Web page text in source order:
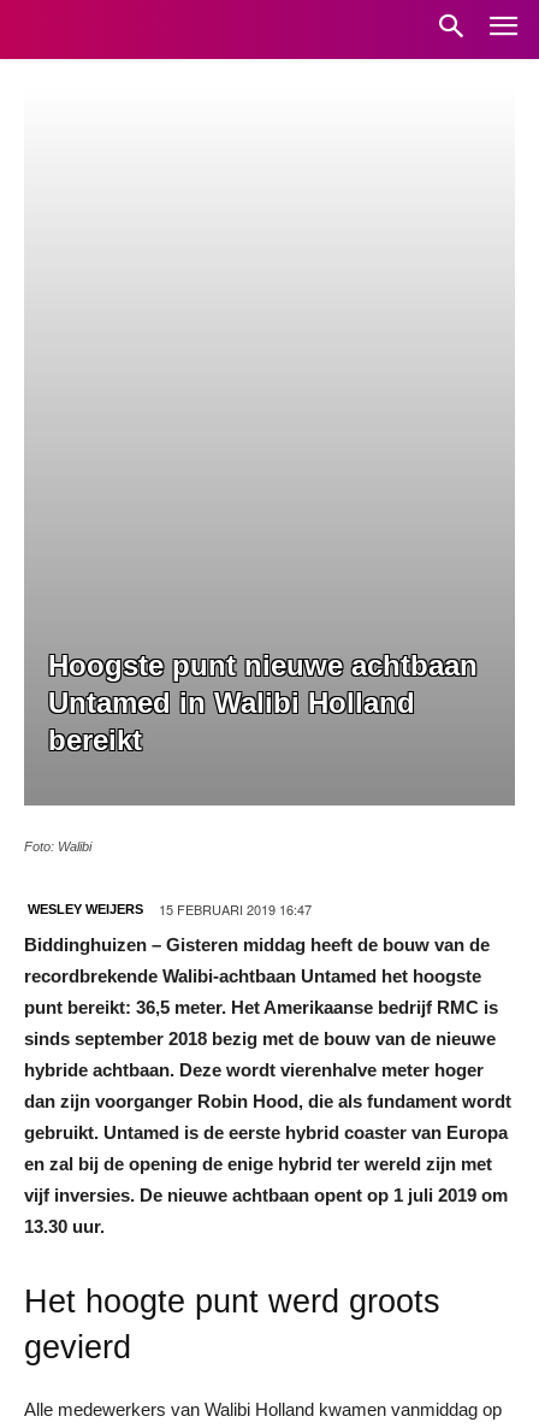
Hoogste punt nieuwe achtbaan
Untamed in Walibi Holland
bereikt
Foto: Walibi
WESLEY WEIJERS 15 FEBRUARI 2019 16:47
Biddinghuizen – Gisteren middag heeft de bouw van de
recordbrekende Walibi-achtbaan Untamed het hoogste
punt bereikt: 36,5 meter. Het Amerikaanse bedrijf RMC is
sinds september 2018 bezig met de bouw van de nieuwe
hybride achtbaan. Deze wordt vierenhalve meter hoger
dan zijn voorganger Robin Hood, die als fundament wordt
gebruikt. Untamed is de eerste hybrid coaster van Europa
en zal bij de opening de enige hybrid ter wereld zijn met
vijf inversies. De nieuwe achtbaan opent op 1 juli 2019 om
13.30 uur.
Het hoogte punt werd groots
gevierd
Alle medewerkers van Walibi Holland kwamen vanmiddag op